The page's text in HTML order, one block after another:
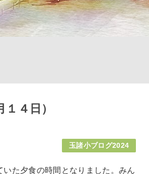
４日）
玉諸小ブログ2024
た夕食の時間となりました。みん